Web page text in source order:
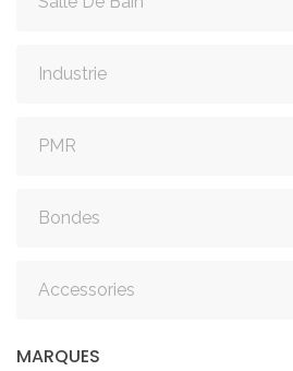
Industrie
PMR
Bondes
Accessories
MARQUES